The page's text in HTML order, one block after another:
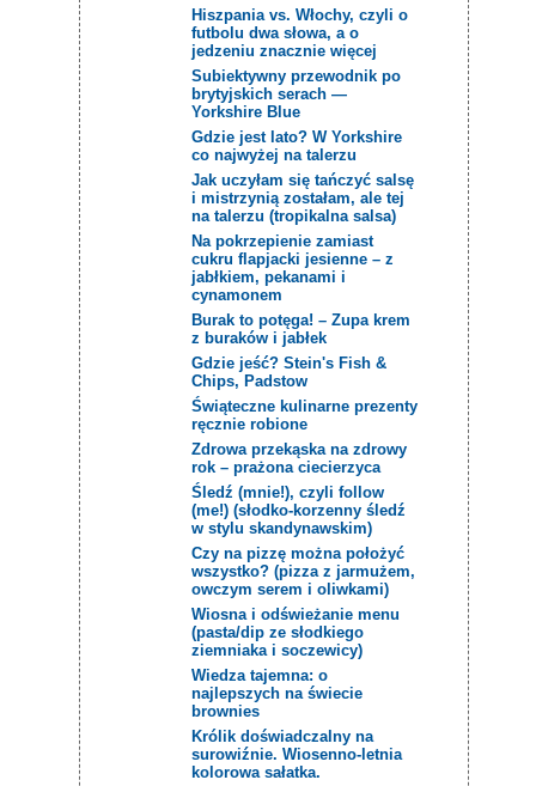
Hiszpania vs. Włochy, czyli o
futbolu dwa słowa, a o
jedzeniu znacznie więcej
Subiektywny przewodnik po
brytyjskich serach —
Yorkshire Blue
Gdzie jest lato? W Yorkshire
co najwyżej na talerzu
Jak uczyłam się tańczyć salsę
i mistrzynią zostałam, ale tej
na talerzu (tropikalna salsa)
Na pokrzepienie zamiast
cukru flapjacki jesienne – z
jabłkiem, pekanami i
cynamonem
Burak to potęga! – Zupa krem
z buraków i jabłek
Gdzie jeść? Stein's Fish &
Chips, Padstow
Świąteczne kulinarne prezenty
ręcznie robione
Zdrowa przekąska na zdrowy
rok – prażona ciecierzyca
Śledź (mnie!), czyli follow
(me!) (słodko-korzenny śledź
w stylu skandynawskim)
Czy na pizzę można położyć
wszystko? (pizza z jarmużem,
owczym serem i oliwkami)
Wiosna i odświeżanie menu
(pasta/dip ze słodkiego
ziemniaka i soczewicy)
Wiedza tajemna: o
najlepszych na świecie
brownies
Królik doświadczalny na
surowiźnie. Wiosenno-letnia
kolorowa sałatka.